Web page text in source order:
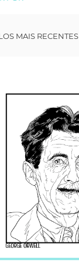
MAIS RECENTES